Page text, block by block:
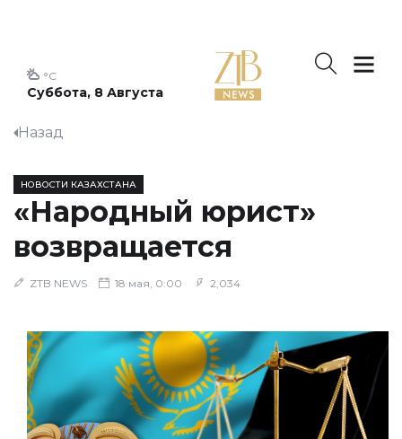
Суббота, 8 Августа
°C
Назад
НОВОСТИ КАЗАХСТАНА
«Народный юрист»
возвращается
ZTB NEWS 18 мая, 0:00 2,034